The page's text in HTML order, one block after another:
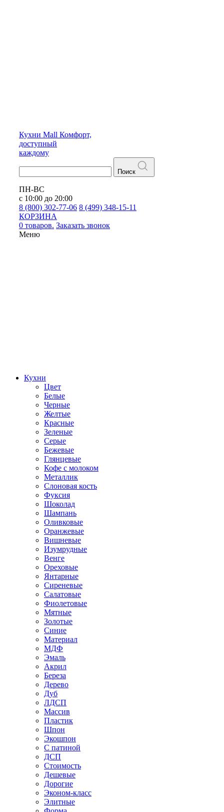
Кухни Mall Комфорт,
доступный
каждому
Поиск
ПН-ВС
с 10:00 до 20:00
8 (800) 302-77-06 8 (499) 348-15-11
КОРЗИНА
0 товаров. Заказать звонок
Меню
Кухни
Цвет
Белые
Черные
Желтые
Красные
Зеленые
Серые
Бежевые
Глянцевые
Кофе с молоком
Металлик
Слоновая кость
Фуксия
Шоколад
Шампань
Оливковые
Оранжевые
Вишневые
Изумрудные
Венге
Ореховые
Янтарные
Сиреневые
Салатовые
Фиолетовые
Мятные
Золотые
Синие
Материал
МДФ
Эмаль
Акрил
Береза
Дерево
Дуб
ЛДСП
Массив
Пластик
Шпон
Экошпон
С патиной
ДСП
Стоимость
Дешевые
Дорогие
Эконом-класс
Элитные